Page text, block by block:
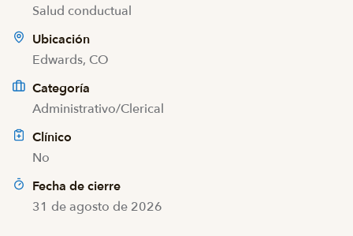
Salud conductual
Ubicación
Edwards, CO
Categoría
Administrativo/Clerical
Clínico
No
Fecha de cierre
31 de agosto de 2026